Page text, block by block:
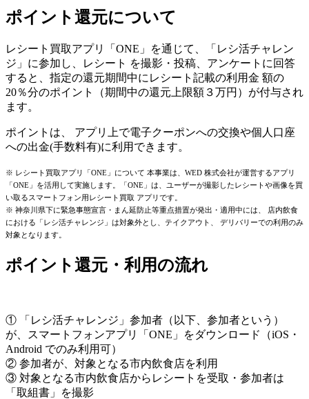
ポイント還元について
レシート買取アプリ「ONE」を通じて、「レシ活チャレン
ジ」に参加し、レシート を撮影・投稿、アンケートに回答
すると、指定の還元期間中にレシート記載の利用金 額の
20％分のポイント（期間中の還元上限額３万円）が付与され
ます。
ポイントは、 アプリ上で電子クーポンへの交換や個人口座
への出金(手数料有)に利用できます。
※ レシート買取アプリ「ONE」について 本事業は、WED 株式会社が運営するアプリ
「ONE」を活用して実施します。「ONE」は、ユーザーが撮影したレシートや画像を買
い取るスマートフォン用レシート買取 アプリです。
※ 神奈川県下に緊急事態宣言・まん延防止等重点措置が発出・適用中には、 店内飲食
における「レシ活チャレンジ」は対象外とし、テイクアウト、 デリバリーでの利用のみ
対象となります。
ポイント還元・利用の流れ
① 「レシ活チャレンジ」参加者（以下、参加者という）
が、スマートフォンアプリ「ONE」をダウンロード（iOS・
Android でのみ利用可）
② 参加者が、対象となる市内飲食店を利用
③ 対象となる市内飲食店からレシートを受取・参加者は
「取組書」を撮影